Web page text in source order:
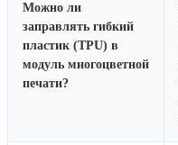
Можно ли
заправлять гибкий
пластик (TPU) в
модуль многоцветной
печати?